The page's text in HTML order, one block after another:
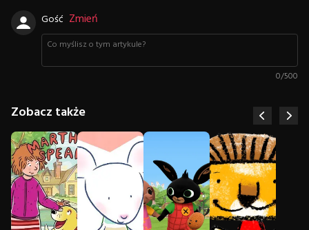
Gość Zmień
0/500
Zobacz także